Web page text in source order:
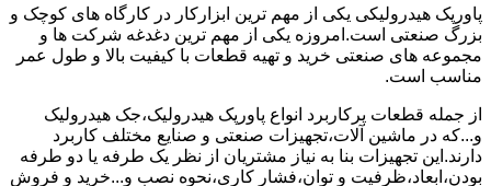
پاورپک هیدرولیکی یکی از مهم ترین ابزارکار در کارگاه های کوچک و
بزرگ صنعتی است.امروزه یکی از مهم ترین دغدغه شرکت ها و
مجموعه های صنعتی خرید و تهیه قطعات با کیفیت بالا و طول عمر
مناسب است.
از جمله قطعات پرکاربرد انواع پاورپک هیدرولیک،جک هیدرولیک
و...که در ماشین آلات،تجهیزات صنعتی و صنایع مختلف کاربرد
دارند.این تجهیزات بنا به نیاز مشتریان از نظر یک طرفه یا دو طرفه
بودن،ابعاد،ظرفیت و توان،فشار کاری،نحوه نصب و...خرید و فروش